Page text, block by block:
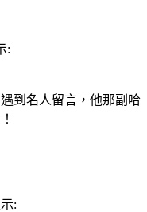
:
到名人留言，他那副哈
: